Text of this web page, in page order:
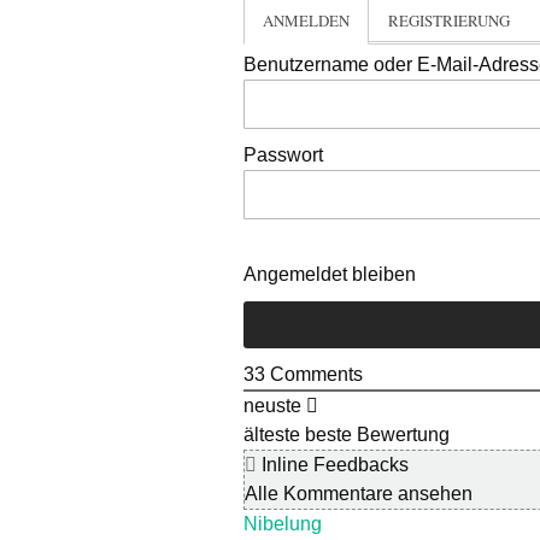
ANMELDEN REGISTRIERUNG
Benutzername oder E-Mail-
Passwort
Angemeldet bleiben
33 Comments
neuste
älteste beste Bewertung
Inline Feedbacks
Alle Kommentare ansehen
Nibelung